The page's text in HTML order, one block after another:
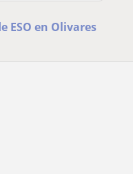
ESO en Olivares